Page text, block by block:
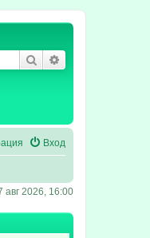
Поиск
Вход
авг 2026, 16:00